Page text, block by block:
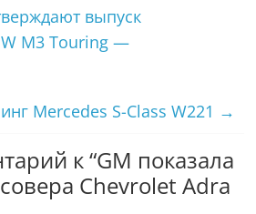
выпуск
M3 Touring —
Mercedes S-Class W221 →
к “GM показала
Chevrolet Adra